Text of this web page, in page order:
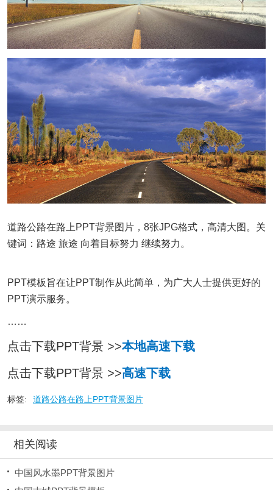
道路公路在路上PPT背景图片，8张JPG格式，高清大图。关
键词：路途 旅途 向着目标努力 继续努力。
PPT模板旨在让PPT制作从此简单，为广大人士提供更好的
PPT演示服务。
……
点击下载PPT背景 >>本地高速下载
点击下载PPT背景 >>高速下载
标签: 道路公路在路上PPT背景图片
相关阅读
中国风水墨PPT背景图片